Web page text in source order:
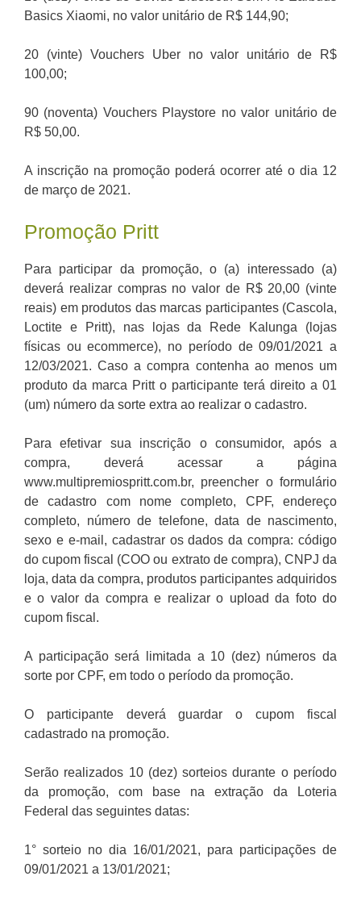
Basics Xiaomi, no valor unitário de R$ 144,90;
20 (vinte) Vouchers Uber no valor unitário de R$
100,00;
90 (noventa) Vouchers Playstore no valor unitário de
R$ 50,00.
A inscrição na promoção poderá ocorrer até o dia 12
de março de 2021.
Promoção Pritt
Para participar da promoção, o (a) interessado (a)
deverá realizar compras no valor de R$ 20,00 (vinte
reais) em produtos das marcas participantes (Cascola,
Loctite e Pritt), nas lojas da Rede Kalunga (lojas
físicas ou ecommerce), no período de 09/01/2021 a
12/03/2021. Caso a compra contenha ao menos um
produto da marca Pritt o participante terá direito a 01
(um) número da sorte extra ao realizar o cadastro.
Para efetivar sua inscrição o consumidor, após a
compra, deverá acessar a página
www.multipremiospritt.com.br, preencher o formulário
de cadastro com nome completo, CPF, endereço
completo, número de telefone, data de nascimento,
sexo e e-mail, cadastrar os dados da compra: código
do cupom fiscal (COO ou extrato de compra), CNPJ da
loja, data da compra, produtos participantes adquiridos
e o valor da compra e realizar o upload da foto do
cupom fiscal.
A participação será limitada a 10 (dez) números da
sorte por CPF, em todo o período da promoção.
O participante deverá guardar o cupom fiscal
cadastrado na promoção.
Serão realizados 10 (dez) sorteios durante o período
da promoção, com base na extração da Loteria
Federal das seguintes datas:
1° sorteio no dia 16/01/2021, para participações de
09/01/2021 a 13/01/2021;